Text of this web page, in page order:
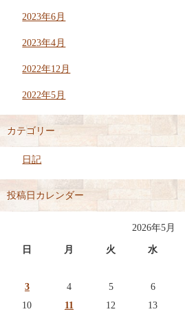
2023年6月
2023年4月
2022年12月
2022年5月
カテゴリー
日記
投稿日カレンダー
2026年5月
日 月 火 水
3
4 5 6
10
11 12 13